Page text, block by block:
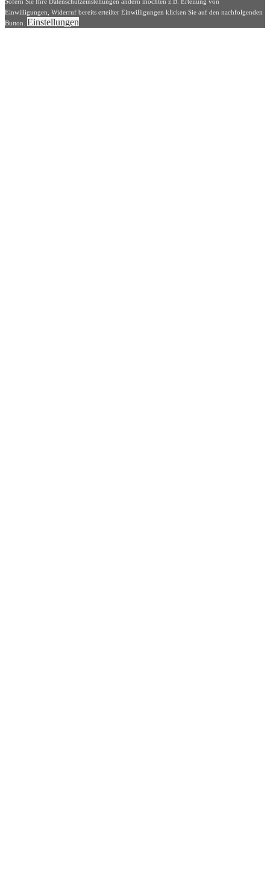
Einwilligungen, Widerruf bereits erteilter Einwilligungen klicken Sie auf den nachfolgenden
Button. Einstellungen